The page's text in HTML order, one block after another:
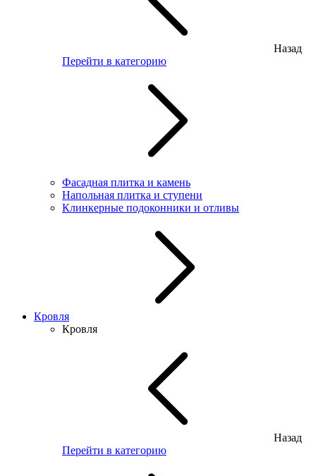
Назад
Перейти в категорию
Фасадная плитка и камень
Напольная плитка и ступени
Клинкерные подоконники и отливы
Кровля
Кровля
Назад
Перейти в категорию